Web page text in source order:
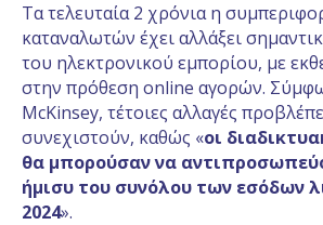
Τα τελευταία 2 χρόνια η
καταναλωτών έχει αλλάξει
του ηλεκτρονικού εμπορίου, με
στην πρόθεση online αγορών.
McKinsey, τέτοιες αλλαγές
συνεχιστούν, καθώς «οι
θα μπορούσαν να
ήμισυ του συνόλου των εσόδων
2024».